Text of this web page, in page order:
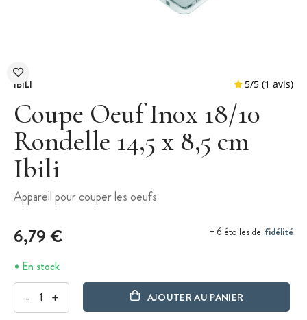
IBILI
Coupe Oeuf Inox 18/10
Rondelle 14,5 x 8,5 cm
Ibili
Appareil pour couper les oeufs
6,79 € + 6 étoiles de fidélité
En stock
- + AJOUTER AU PANIER